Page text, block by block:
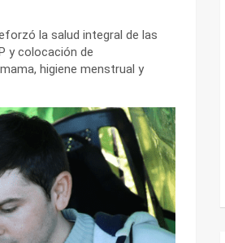
la salud integral de las
y colocación de
higiene menstrual y